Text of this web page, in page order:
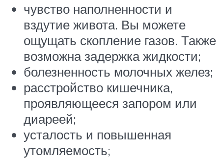
чувство наполненности и
вздутие живота. Вы можете
ощущать скопление газов. Также
возможна задержка жидкости;
болезненность молочных желез;
расстройство кишечника,
проявляющееся запором или
диареей;
усталость и повышенная
утомляемость;